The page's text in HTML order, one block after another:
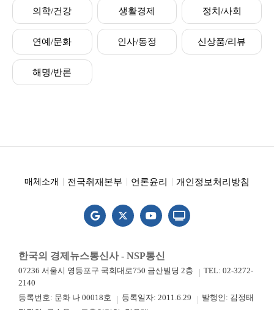
의학/건강 생활경제 정치/사회
연예/문화 인사/동정 신상품/리뷰
해명/반론
매체소개 전국취재본부 언론윤리 개인정보처리방침
한국의 경제뉴스통신사 - NSP통신
07236 서울시 영등포구 국회대로750 금산빌딩 2층
TEL: 02-3272-
2140
등록번호: 문화 나 00018호
등록일자: 2011.6.29
발행인: 김정태